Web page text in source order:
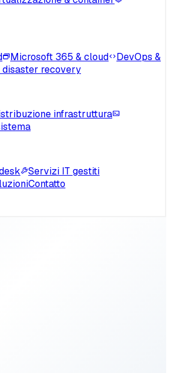
Microsoft 365 & cloud
DevOps &
disaster recovery
infrastruttura
Servizi IT gestiti
Contatto